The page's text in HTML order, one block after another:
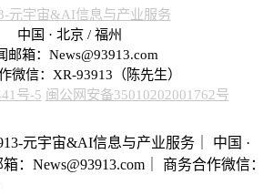
元宇宙&AI信息与产业服务
中国 · 北京 / 福州
邮箱：News@93913.com
微信：XR-93913（陈先生）
号-5 闽公网安备35010202001762号
元宇宙&AI信息与产业服务｜ 中国 ·
：News@93913.com｜ 商务合作微信：